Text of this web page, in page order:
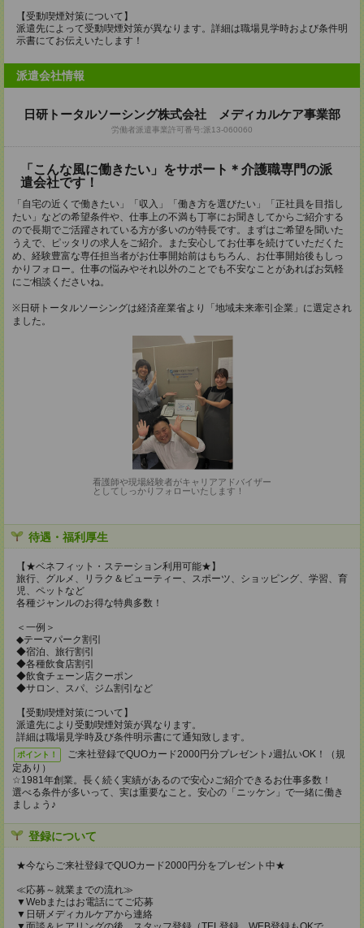
【受動喫煙対策について】
派遣先によって受動喫煙対策が異なります。詳細は職場見学時および条件明
示書にてお伝えいたします！
派遣会社情報
日研トータルソーシング株式会社 メディカルケア事業部
労働者派遣事業許可番号:派13-060060
「こんな風に働きたい」をサポート＊介護職専門の派
遣会社です！
「自宅の近くで働きたい」「収入」「働き方を選びたい」「正社員を目指し
たい」などの希望条件や、仕事上の不満も丁寧にお聞きしてからご紹介する
ので長期でご活躍されている方が多いのが特長です。まずはご希望を聞いた
うえで、ピッタリの求人をご紹介。また安心してお仕事を続けていただくた
め、経験豊富な専任担当者がお仕事開始前はもちろん、お仕事開始後もしっ
かりフォロー。仕事の悩みやそれ以外のことでも不安なことがあればお気軽
にご相談くださいね。
※日研トータルソーシングは経済産業省より「地域未来牽引企業」に選定され
ました。
看護師や現場経験者がキャリアアドバイザー
としてしっかりフォローいたします！
待遇・福利厚生
【★ベネフィット・ステーション利用可能★】
旅行、グルメ、リラク＆ビューティー、スポーツ、ショッピング、学習、育
児、ペットなど
各種ジャンルのお得な特典多数！
＜一例＞
◆テーマパーク割引
◆宿泊、旅行割引
◆各種飲食店割引
◆飲食チェーン店クーポン
◆サロン、スパ、ジム割引など
【受動喫煙対策について】
派遣先により受動喫煙対策が異なります。
詳細は職場見学時及び条件明示書にて通知致します。
ポイント！
ご来社登録でQUOカード2000円分プレゼント♪週払いOK！（規
定あり）
☆1981年創業。長く続く実績があるので安心♪ご紹介できるお仕事多数！
選べる条件が多いって、実は重要なこと。安心の「ニッケン」で一緒に働き
ましょう♪
登録について
★今ならご来社登録でQUOカード2000円分をプレゼント中★
≪応募～就業までの流れ≫
▼Webまたはお電話にてご応募
▼日研メディカルケアから連絡